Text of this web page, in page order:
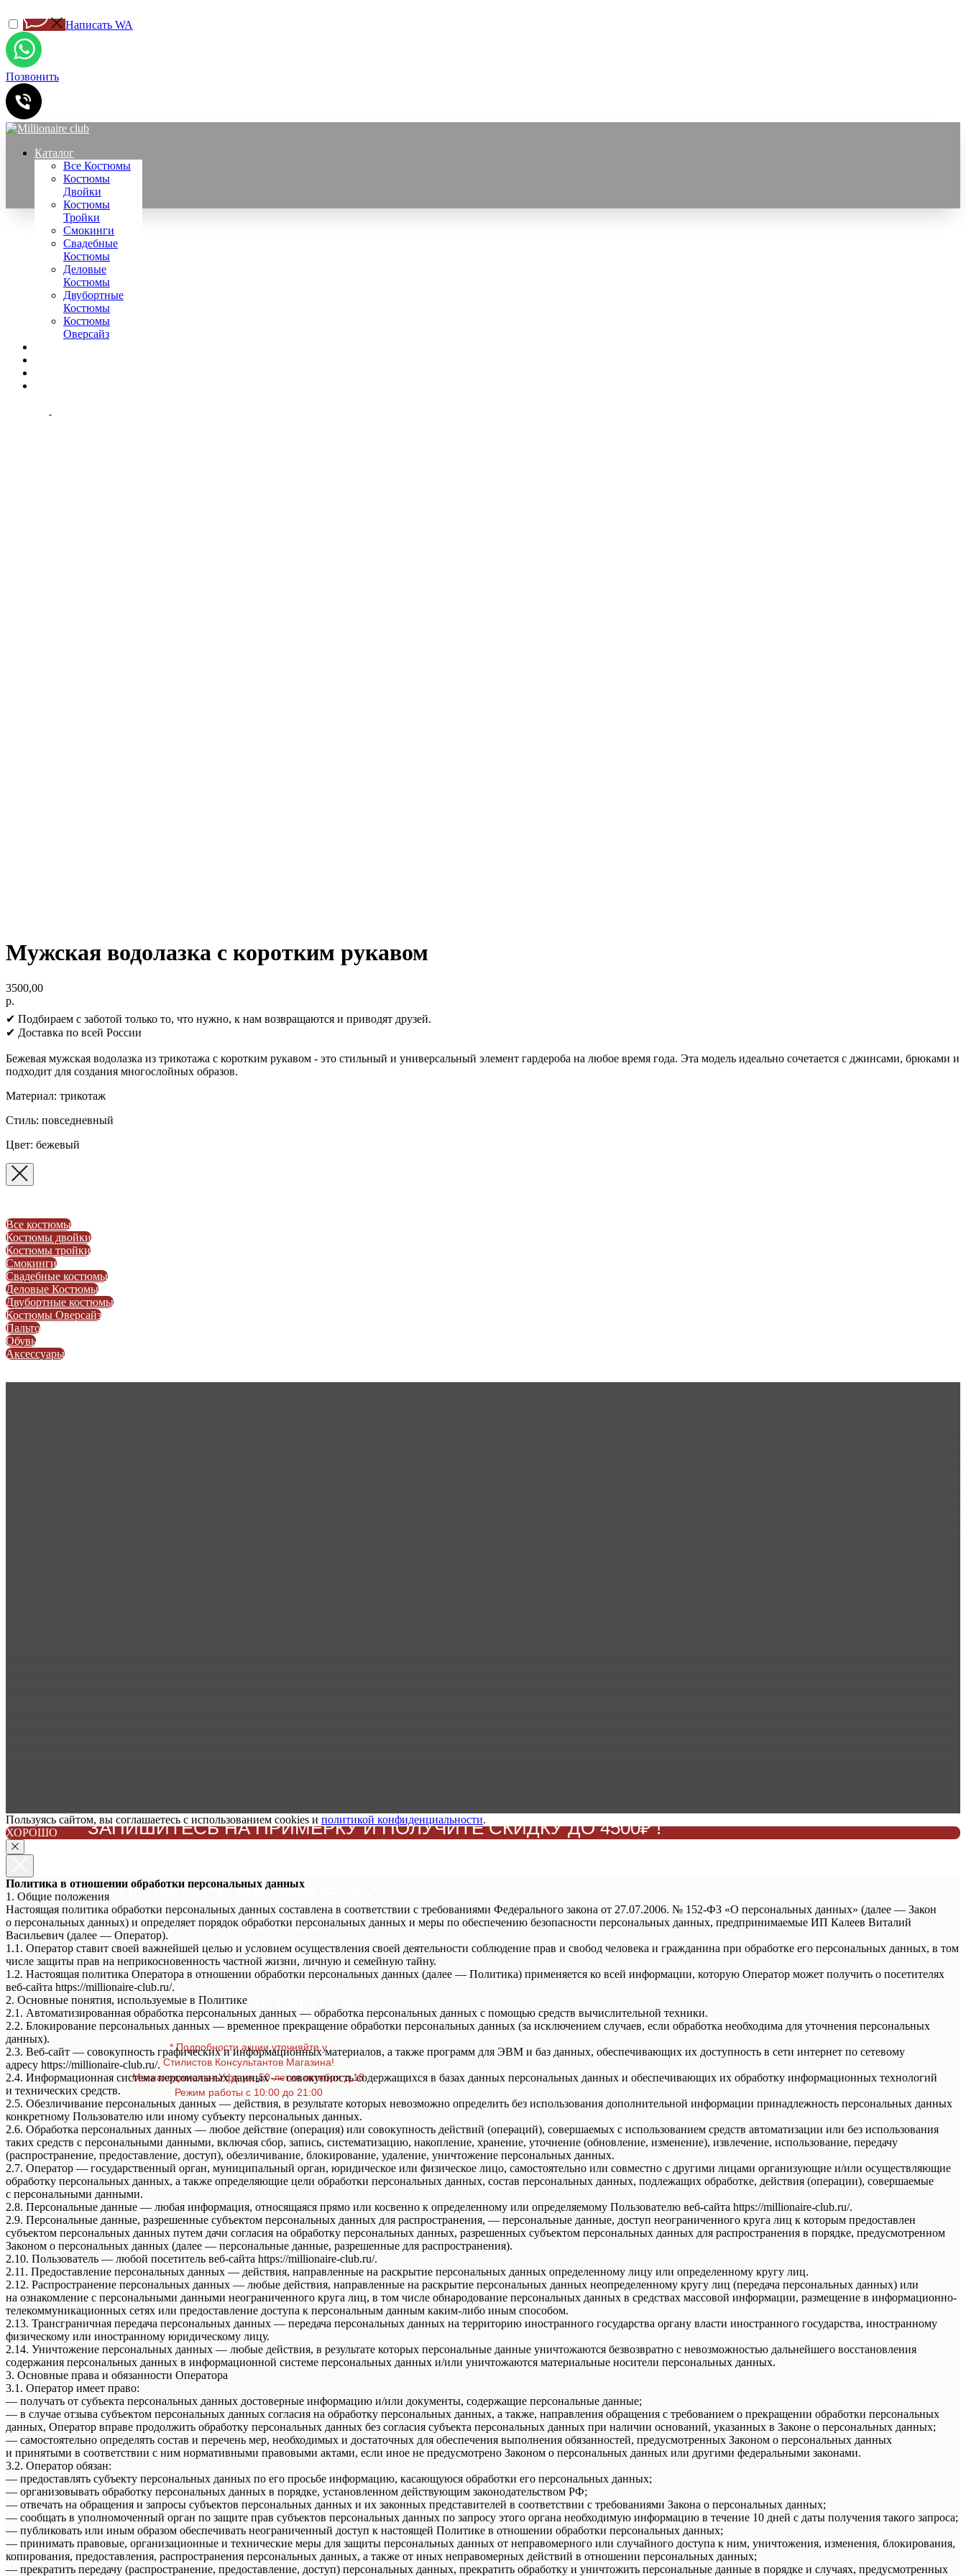
Написать WA
Позвонить
Каталог
Все Костюмы
Костюмы
Двойки
Костюмы
Тройки
Смокинги
Свадебные
Костюмы
Деловые
Костюмы
Двубортные
Костюмы
Костюмы
Оверсайз
Мужская водолазка с коротким рукавом
3500,00
р.
✔ Подбираем с заботой только то, что нужно, к нам возвращаются и приводят друзей.
✔ Доставка по всей России
Бежевая мужская водолазка из трикотажа с коротким рукавом - это стильный и универсальный элемент гардероба на любое время года. Эта модель идеально сочетается с джинсами, брюками и
подходит для создания многослойных образов.
Материал: трикотаж
Стиль: повседневный
Цвет: бежевый
Все костюмы
Костюмы двойки
Костюмы тройки
Смокинги
Свадебные костюмы
Деловые Костюмы
Двубортные костюмы
Костюмы Оверсайз
Пальто
Обувь
Аксессуары
ЗАПИШИТЕСЬ НА ПРИМЕРКУ И ПОЛУЧИТЕ СКИДКУ ДО 4500₽ !
НЕ ЗАБУДЬТЕ ЗАБРАТЬ СВОЮ СКИДКУ!
ЗАПИШИТЕСЬ НА ПРИМЕРКУ
И ПОЛУЧИТЕ СКИДКУ ДО 4500₽!
АКЦИЯ ДЕЙСТВУЕТ ДО 10 АВГУСТА!
* Подробности акции уточняйте у
Стилистов Консультантов Магазина!
Мы находимся в г.Уфа ул. 50-летия октября д.18
Режим работы с 10:00 до 21:00
* Подробности акции уточняйте у Стилистов Консультантов Магазина!
Мы находимся в г.Уфа ул. 50-летия октября д.18
Режим работы с 9:00 до 21:00
Пользуясь сайтом, вы соглашаетесь с использованием cookies и политикой конфиденциальности.
ХОРОШО
Политика в отношении обработки персональных данных
1. Общие положения
Настоящая политика обработки персональных данных составлена в соответствии с требованиями Федерального закона от 27.07.2006. № 152-ФЗ «О персональных данных» (далее — Закон
о персональных данных) и определяет порядок обработки персональных данных и меры по обеспечению безопасности персональных данных, предпринимаемые ИП Калеев Виталий
Васильевич (далее — Оператор).
1.1. Оператор ставит своей важнейшей целью и условием осуществления своей деятельности соблюдение прав и свобод человека и гражданина при обработке его персональных данных, в том
числе защиты прав на неприкосновенность частной жизни, личную и семейную тайну.
1.2. Настоящая политика Оператора в отношении обработки персональных данных (далее — Политика) применяется ко всей информации, которую Оператор может получить о посетителях
веб-сайта https://millionaire-club.ru/.
2. Основные понятия, используемые в Политике
2.1. Автоматизированная обработка персональных данных — обработка персональных данных с помощью средств вычислительной техники.
2.2. Блокирование персональных данных — временное прекращение обработки персональных данных (за исключением случаев, если обработка необходима для уточнения персональных
данных).
2.3. Веб-сайт — совокупность графических и информационных материалов, а также программ для ЭВМ и баз данных, обеспечивающих их доступность в сети интернет по сетевому
адресу https://millionaire-club.ru/.
2.4. Информационная система персональных данных — совокупность содержащихся в базах данных персональных данных и обеспечивающих их обработку информационных технологий
и технических средств.
2.5. Обезличивание персональных данных — действия, в результате которых невозможно определить без использования дополнительной информации принадлежность персональных данных
конкретному Пользователю или иному субъекту персональных данных.
2.6. Обработка персональных данных — любое действие (операция) или совокупность действий (операций), совершаемых с использованием средств автоматизации или без использования
таких средств с персональными данными, включая сбор, запись, систематизацию, накопление, хранение, уточнение (обновление, изменение), извлечение, использование, передачу
(распространение, предоставление, доступ), обезличивание, блокирование, удаление, уничтожение персональных данных.
2.7. Оператор — государственный орган, муниципальный орган, юридическое или физическое лицо, самостоятельно или совместно с другими лицами организующие и/или осуществляющие
обработку персональных данных, а также определяющие цели обработки персональных данных, состав персональных данных, подлежащих обработке, действия (операции), совершаемые
с персональными данными.
2.8. Персональные данные — любая информация, относящаяся прямо или косвенно к определенному или определяемому Пользователю веб-сайта https://millionaire-club.ru/.
2.9. Персональные данные, разрешенные субъектом персональных данных для распространения, — персональные данные, доступ неограниченного круга лиц к которым предоставлен
субъектом персональных данных путем дачи согласия на обработку персональных данных, разрешенных субъектом персональных данных для распространения в порядке, предусмотренном
Законом о персональных данных (далее — персональные данные, разрешенные для распространения).
2.10. Пользователь — любой посетитель веб-сайта https://millionaire-club.ru/.
2.11. Предоставление персональных данных — действия, направленные на раскрытие персональных данных определенному лицу или определенному кругу лиц.
2.12. Распространение персональных данных — любые действия, направленные на раскрытие персональных данных неопределенному кругу лиц (передача персональных данных) или
на ознакомление с персональными данными неограниченного круга лиц, в том числе обнародование персональных данных в средствах массовой информации, размещение в информационно-
телекоммуникационных сетях или предоставление доступа к персональным данным каким-либо иным способом.
2.13. Трансграничная передача персональных данных — передача персональных данных на территорию иностранного государства органу власти иностранного государства, иностранному
физическому или иностранному юридическому лицу.
2.14. Уничтожение персональных данных — любые действия, в результате которых персональные данные уничтожаются безвозвратно с невозможностью дальнейшего восстановления
содержания персональных данных в информационной системе персональных данных и/или уничтожаются материальные носители персональных данных.
3. Основные права и обязанности Оператора
3.1. Оператор имеет право:
— получать от субъекта персональных данных достоверные информацию и/или документы, содержащие персональные данные;
— в случае отзыва субъектом персональных данных согласия на обработку персональных данных, а также, направления обращения с требованием о прекращении обработки персональных
данных, Оператор вправе продолжить обработку персональных данных без согласия субъекта персональных данных при наличии оснований, указанных в Законе о персональных данных;
— самостоятельно определять состав и перечень мер, необходимых и достаточных для обеспечения выполнения обязанностей, предусмотренных Законом о персональных данных
и принятыми в соответствии с ним нормативными правовыми актами, если иное не предусмотрено Законом о персональных данных или другими федеральными законами.
3.2. Оператор обязан:
— предоставлять субъекту персональных данных по его просьбе информацию, касающуюся обработки его персональных данных;
— организовывать обработку персональных данных в порядке, установленном действующим законодательством РФ;
— отвечать на обращения и запросы субъектов персональных данных и их законных представителей в соответствии с требованиями Закона о персональных данных;
— сообщать в уполномоченный орган по защите прав субъектов персональных данных по запросу этого органа необходимую информацию в течение 10 дней с даты получения такого запроса;
— публиковать или иным образом обеспечивать неограниченный доступ к настоящей Политике в отношении обработки персональных данных;
— принимать правовые, организационные и технические меры для защиты персональных данных от неправомерного или случайного доступа к ним, уничтожения, изменения, блокирования,
копирования, предоставления, распространения персональных данных, а также от иных неправомерных действий в отношении персональных данных;
— прекратить передачу (распространение, предоставление, доступ) персональных данных, прекратить обработку и уничтожить персональные данные в порядке и случаях, предусмотренных